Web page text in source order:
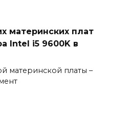
материнских плат
Intel i5 9600K в
материнской платы –